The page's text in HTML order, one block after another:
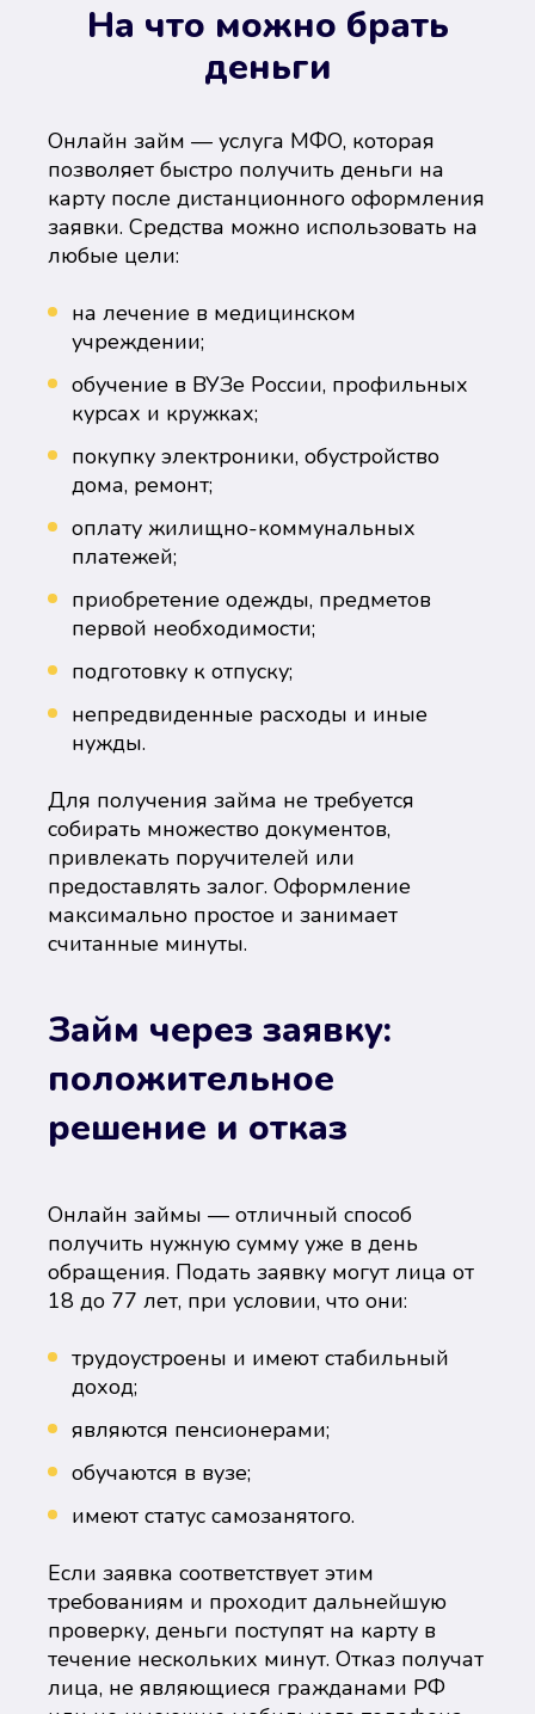
На что можно брать
деньги
Онлайн займ — услуга МФО, которая
позволяет быстро получить деньги на
карту после дистанционного оформления
заявки. Средства можно использовать на
любые цели:
на лечение в медицинском
учреждении;
обучение в ВУЗе России, профильных
курсах и кружках;
покупку электроники, обустройство
дома, ремонт;
оплату жилищно-коммунальных
платежей;
приобретение одежды, предметов
первой необходимости;
подготовку к отпуску;
непредвиденные расходы и иные
нужды.
Для получения займа не требуется
собирать множество документов,
привлекать поручителей или
предоставлять залог. Оформление
максимально простое и занимает
считанные минуты.
Займ через заявку:
положительное
решение и отказ
Онлайн займы — отличный способ
получить нужную сумму уже в день
обращения. Подать заявку могут лица от
18 до 77 лет, при условии, что они:
трудоустроены и имеют стабильный
доход;
являются пенсионерами;
обучаются в вузе;
имеют статус самозанятого.
Если заявка соответствует этим
требованиям и проходит дальнейшую
проверку, деньги поступят на карту в
течение нескольких минут. Отказ получат
лица, не являющиеся гражданами РФ